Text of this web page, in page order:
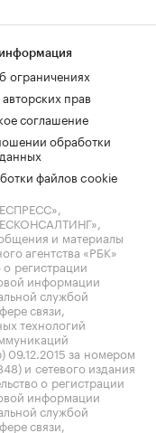
ограничениях
прав
соглашение
обработки
файлов cookie
и материалы
агентства «РБК»
о регистрации
информации
службой
связи,
технологий
09.12.2015 за номером
и сетевого издания
о регистрации
информации
службой
связи,